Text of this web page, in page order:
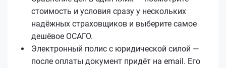
стоимость и условия сразу у нескольких
надёжных страховщиков и выберите самое
дешёвое ОСАГО.
Электронный полис с юридической силой —
после оплаты документ придёт на email. Его